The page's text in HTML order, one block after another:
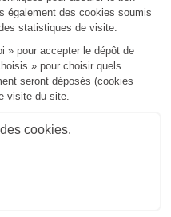
Politique de cookies
CASTELNAU LE LEZ
à Cannes